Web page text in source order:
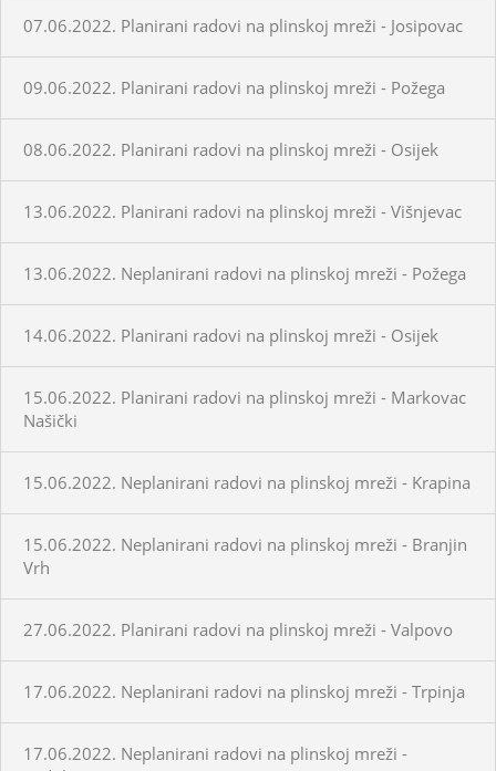
07.06.2022. Planirani radovi na plinskoj mreži - Josipovac
09.06.2022. Planirani radovi na plinskoj mreži - Požega
08.06.2022. Planirani radovi na plinskoj mreži - Osijek
13.06.2022. Planirani radovi na plinskoj mreži - Višnjevac
13.06.2022. Neplanirani radovi na plinskoj mreži - Požega
14.06.2022. Planirani radovi na plinskoj mreži - Osijek
15.06.2022. Planirani radovi na plinskoj mreži - Markovac
Našički
15.06.2022. Neplanirani radovi na plinskoj mreži - Krapina
15.06.2022. Neplanirani radovi na plinskoj mreži - Branjin
Vrh
27.06.2022. Planirani radovi na plinskoj mreži - Valpovo
17.06.2022. Neplanirani radovi na plinskoj mreži - Trpinja
17.06.2022. Neplanirani radovi na plinskoj mreži -